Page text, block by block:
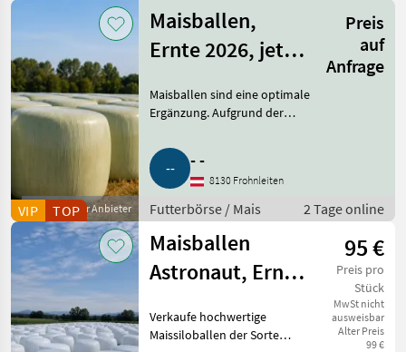
Gewerblicher Anbieter
VIP TOP
Maisballen,
Ernte 2026, jetzt
Preis
auf
Anfrage
Maisballen sind eine optimale
Ergänzung. Aufgrund der
die Versorgung mit Grundfutter
angespannt. Jetzt anfragen und
Maisballen für die
- -
8130 Frohnleiten
Futterbörse / Mais 2 Tage online
Maisballen
Astronaut, Ernte
Qualität, € 100,-
95 €
Preis pro
Stück
MwSt nicht
ausweisbar
Alter Preis
99 €
Verkaufe hochwertige
Maissiloballen der Sorte